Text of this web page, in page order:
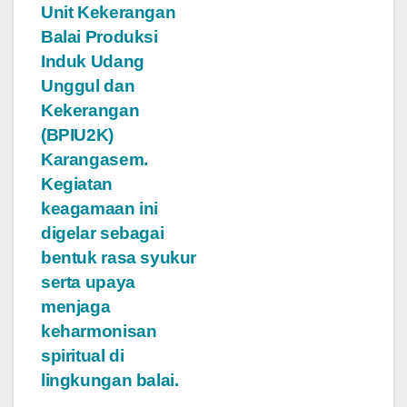
Unit Kekerangan
Balai Produksi
Induk Udang
Unggul dan
Kekerangan
(BPIU2K)
Karangasem.
Kegiatan
keagamaan ini
digelar sebagai
bentuk rasa syukur
serta upaya
menjaga
keharmonisan
spiritual di
lingkungan balai.